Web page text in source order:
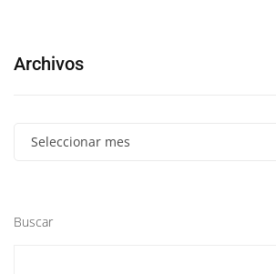
Archivos
Seleccionar mes
Buscar